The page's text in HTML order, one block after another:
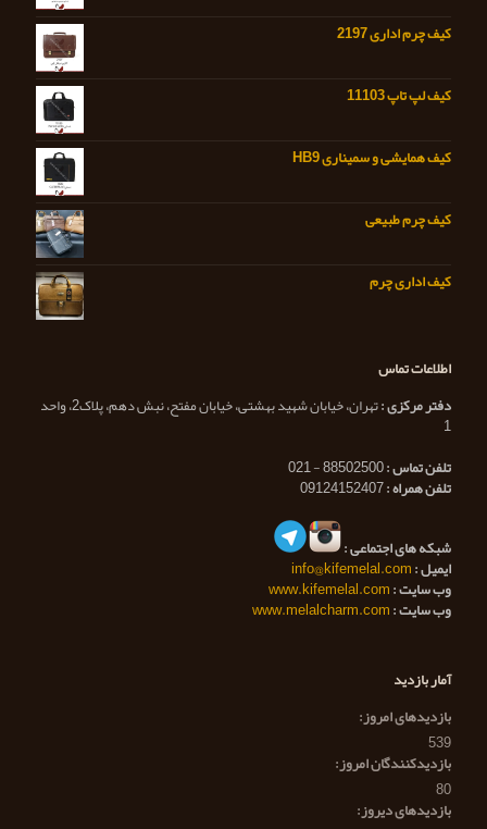
از 5
کیف چرم اداری 2197
کیف لپ تاپ 11103
کیف همایشی و سمیناری HB9
کیف چرم طبیعی
کیف اداری چرم
اطلاعات تماس
دفتر مرکزی :
تهران، خیابان شهید بهشتی، خیابان مفتح، نبش دهم، پلاک2، واحد
1
تلفن تماس :
تلفن همراه :
شبکه های اجتماعی :
ایمیل :info@kifemelal.com
وب سایت :www.kifemelal.com
وب سایت :www.melalcharm.com
آمار بازدید
بازدیدهای امروز:
539
بازدیدکنندگان امروز:
80
بازدیدهای دیروز: